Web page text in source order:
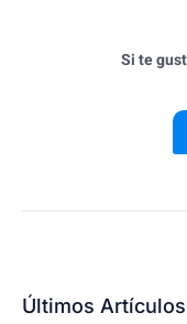
Si te
Últimos Artículos